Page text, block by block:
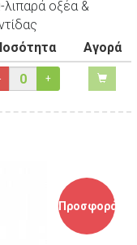
λιπαρά οξέα &
Αγορά
+
Προσφορά